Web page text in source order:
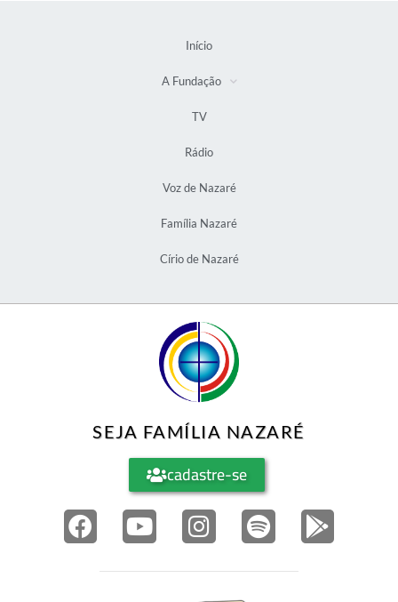
Início
A Fundação
TV
Rádio
Voz de Nazaré
Família Nazaré
Círio de Nazaré
SEJA FAMÍLIA NAZARÉ
cadastre-se